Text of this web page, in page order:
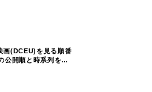
画(DCEU)を見る順番
公開順と時系列を解